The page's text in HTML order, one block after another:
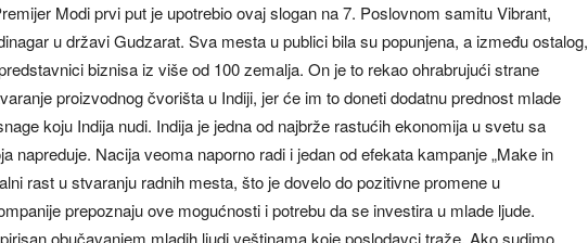
Modi prvi put je upotrebio ovaj slogan na 7. Poslovnom samitu Vibrant,
u državi Gudzarat. Sva mesta u publici bila su popunjena, a između ostalog,
biznisa iz više od 100 zemalja. On je to rekao ohrabrujući strane
proizvodnog čvorišta u Indiji, jer će im to doneti dodatnu prednost mlade
koju Indija nudi. Indija je jedna od najbrže rastućih ekonomija u svetu sa
napreduje. Nacija veoma naporno radi i jedan od efekata kampanje „Make in
rast u stvaranju radnih mesta, što je dovelo do pozitivne promene u
prepoznaju ove mogućnosti i potrebu da se investira u mlade ljude.
obučavanjem mladih ljudi veštinama koje poslodavci traže. Ako sudimo